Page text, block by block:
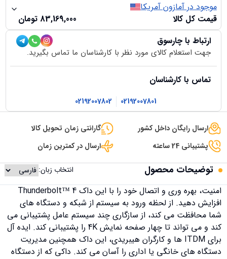
موجود در آمازون آمریکا
قیمت کل کالا
83,169,000 تومان
ارتباط با چارسوق
جهت استعلام کالای مورد نظر با کارشناسان ما تماس بگیرید.
تماس با کارشناسان
02192007801
02192007802
ارسال رایگان داخل کشور
گارانتی زمان تحویل کالا
پشتیبانی 24 ساعته
ارسال در کمترین زمان
توضیحات محصول انتخاب زبان:
امنیت، بهره وری و اتصال خود را با این داک Thunderbolt™ 4
افزایش دهید. از لحظه ورود به سیستم از شبکه و دستگاه های
شما محافظت می کند، از سازگاری چند سیستم عامل پشتیبانی می
کند و می تواند تا چهار صفحه نمایش 4K را پشتیبانی کند. ایده آل
برای ITDM ها و کارگران هیبریدی، این داک همچنین مدیریت
دستگاه های خانگی یا اداری را آسان می کند. داکی که از دستگاه